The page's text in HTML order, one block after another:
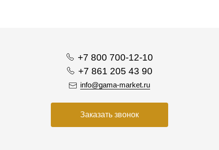
+7 800 700-12-10
+7 861 205 43 90
info@gama-market.ru
Заказать звонок